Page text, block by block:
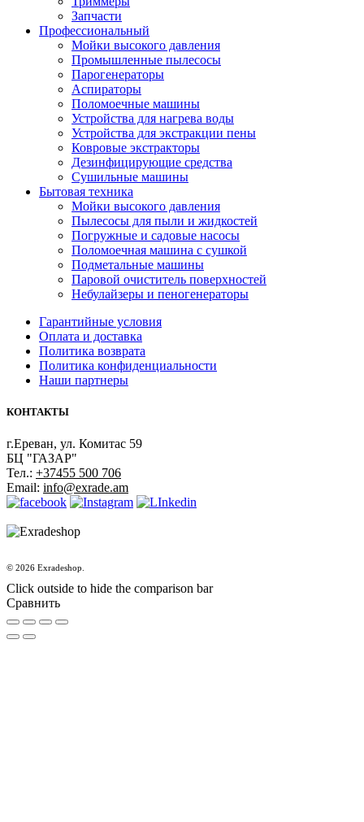
Запчасти
Профессиональный
Мойки высокого давления
Промышленные пылесосы
Парогенераторы
Аспираторы
Поломоечные машины
Устройства для нагрева воды
Устройства для экстракции пены
Ковровые экстракторы
Дезинфицирующие средства
Сушильные машины
Бытовая техника
Мойки высокого давления
Пылесосы для пыли и жидкостей
Погружные и садовые насосы
Поломоечная машина с сушкой
Подметальные машины
Паровой очиститель поверхностей
Небулайзеры и пеногенераторы
Гарантийные условия
Оплата и доставка
Политика возврата
Политика конфиденциальности
Наши партнеры
КОНТАКТЫ
г.Ереван, ул. Комитас 59
БЦ "ГАЗАР"
Тел.: +37455 500 706
Email: info@exrade.am
© 2026 Exradeshop.
Click outside to hide the comparison bar
Сравнить